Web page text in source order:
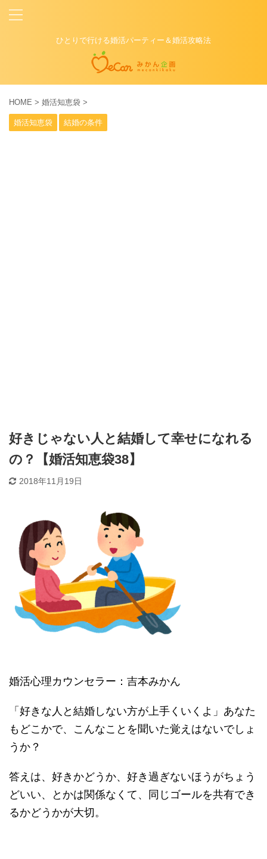
ひとりで行ける婚活パーティー＆婚活攻略法
HOME > 婚活知恵袋 >
婚活知恵袋 結婚の条件
好きじゃない人と結婚して幸せになれる
の？【婚活知恵袋38】
2018年11月19日
婚活心理カウンセラー：吉本みかん
「好きな人と結婚しない方が上手くいくよ」あなた
もどこかで、こんなことを聞いた覚えはないでしょ
うか？
答えは、好きかどうか、好き過ぎないほうがちょう
どいい、とかは関係なくて、同じゴールを共有でき
るかどうかが大切。